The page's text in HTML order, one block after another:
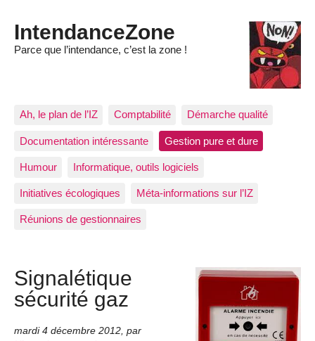
IntendanceZone
Parce que l’intendance, c’est la zone !
Ah, le plan de l’IZ Comptabilité Démarche qualité
Documentation intéressante Gestion pure et dure
Humour Informatique, outils logiciels
Initiatives écologiques Méta-informations sur l’IZ
Réunions de gestionnaires
Signalétique
sécurité gaz
mardi 4 décembre 2012 par